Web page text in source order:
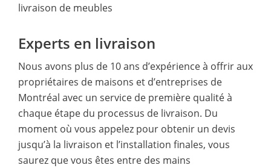
livraison de meubles
Experts en livraison
Nous avons plus de 10 ans d’expérience à offrir aux
propriétaires de maisons et d’entreprises de
Montréal avec un service de première qualité à
chaque étape du processus de livraison. Du
moment où vous appelez pour obtenir un devis
jusqu’à la livraison et l’installation finales, vous
saurez que vous êtes entre des mains